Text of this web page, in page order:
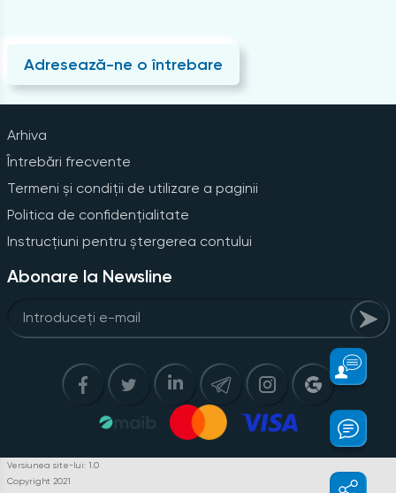
Adresează-ne o întrebare
Arhiva
Întrebări frecvente
Termeni și condiții de utilizare a paginii
Politica de confidențialitate
Instrucțiuni pentru ștergerea contului
Abonare la Newsline
Versiunea site-lui: 1.0
Copyright 2021